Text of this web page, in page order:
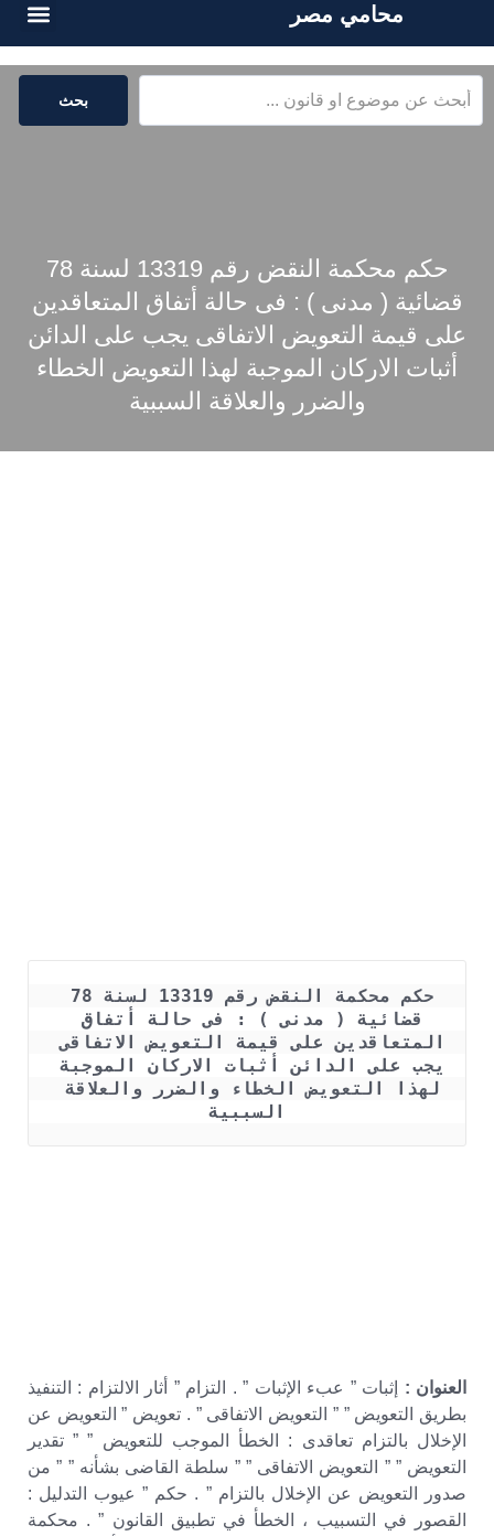
محامي مصر
بحث
حكم محكمة النقض رقم 13319 لسنة 78
قضائية ( مدنى ) : فى حالة أتفاق المتعاقدين
على قيمة التعويض الاتفاقى يجب على الدائن
أثبات الاركان الموجبة لهذا التعويض الخطاء
والضرر والعلاقة السببية
المتعاقدين على قيمة التعويض الاتفاقى
السببية
العنوان : إثبات ” عبء الإثبات ” . التزام ” أثار الالتزام : التنفيذ
بطريق التعويض ” ” التعويض الاتفاقى ” . تعويض ” التعويض عن
الإخلال بالتزام تعاقدى : الخطأ الموجب للتعويض ” ” تقدير
التعويض ” ” التعويض الاتفاقى ” ” سلطة القاضى بشأنه ” ” من
صدور التعويض عن الإخلال بالتزام ” . حكم ” عيوب التدليل :
القصور في التسبيب ، الخطأ في تطبيق القانون ” . محكمة